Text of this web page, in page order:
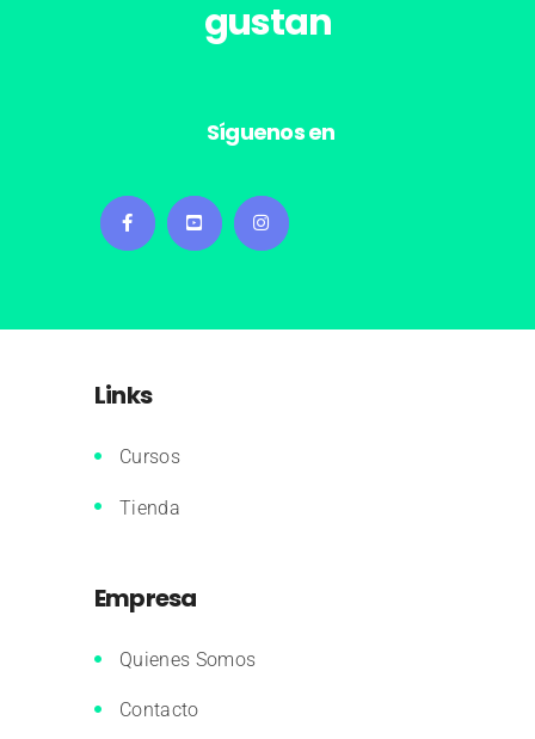
gustan
Síguenos en
Links
Cursos
Tienda
Empresa
Quienes Somos
Contacto